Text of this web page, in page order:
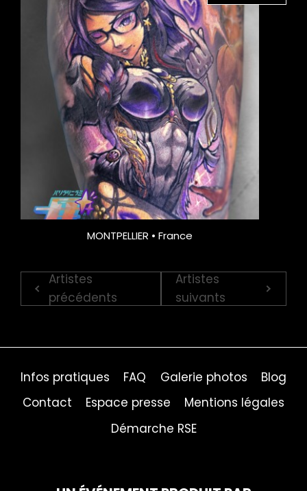
MONTPELLIER • France
Artistes
précédents
Artistes
suivants
Infos pratiques FAQ Galerie photos
Blog
Contact
Espace presse
Mentions légales
Démarche RSE